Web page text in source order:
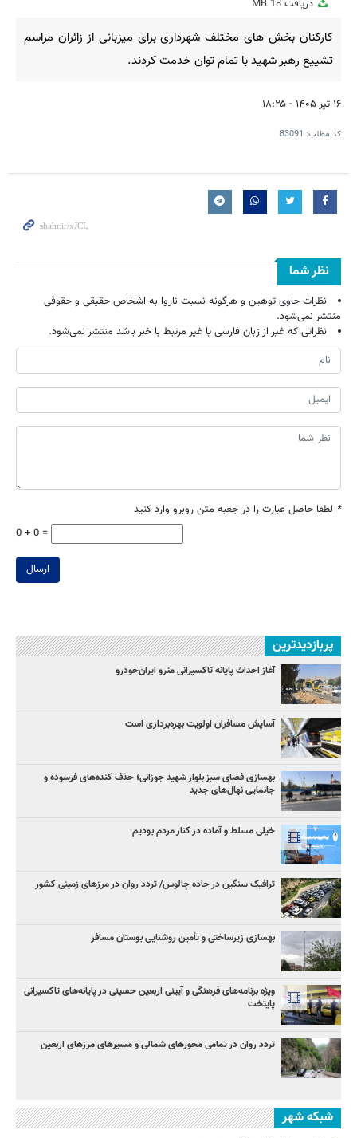
fullscreen
دریافت 18 MB
کارکنان بخش های مختلف شهرداری برای میزبانی از زائران مراسم
تشییع رهبر شهید با تمام توان خدمت کردند.
۱۶ تیر ۱۴۰۵ - ۱۸:۲۵
کد مطلب: 83091
نظر شما
نظرات حاوی توهین و هرگونه نسبت ناروا به اشخاص حقیقی و حقوقی
منتشر نمی‌شود.
نظراتی که غیر از زبان فارسی یا غیر مرتبط با خبر باشد منتشر نمی‌شود.
* لطفا حاصل عبارت را در جعبه متن روبرو وارد کنید
0 + 0 =
ارسال
پربازدیدترین
آغاز احداث پایانه تاکسیرانی مترو ایران‌خودرو
آسایش مسافران اولویت بهره‌برداری است
بهسازی فضای سبز بلوار شهید جوزانی؛ حذف کنده‌های فرسوده و
جانمایی نهال‌های جدید
خیلی مسلط و آماده در کنار مردم بودیم
ترافیک سنگین در جاده چالوس/ تردد روان در مرزهای زمینی کشور
بهسازی زیرساختی و تأمین روشنایی بوستان مسافر
ویژه برنامه‌های فرهنگی و آیینی اربعین حسینی در پایانه‌های تاکسیرانی
پایتخت
تردد روان در تمامی محورهای شمالی و مسیرهای مرزهای اربعین
شبکه شهر